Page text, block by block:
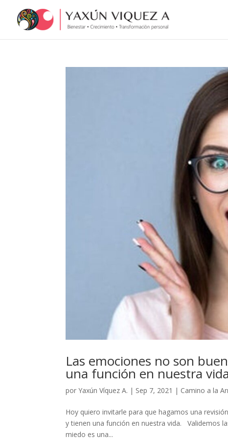
Las emociones no son
una función en nuestra
porYaxún Víquez A. | Sep 7, 2021 | Camino a la
Hoy quiero invitarle para que hagamos una
y tienen una función en nuestra vida. Validemos
miedo es una...